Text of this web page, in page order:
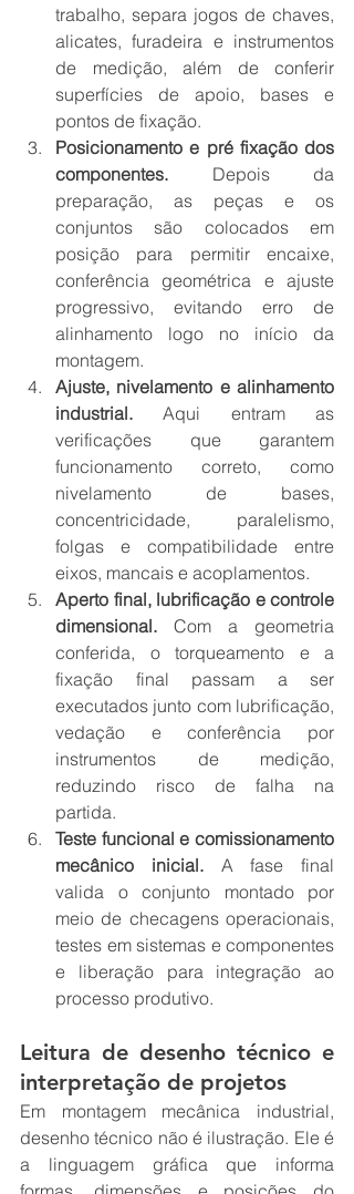
trabalho, separa jogos de chaves,
alicates, furadeira e instrumentos
de medição, além de conferir
superfícies de apoio, bases e
pontos de fixação.
Posicionamento e pré fixação dos
componentes. Depois da
preparação, as peças e os
conjuntos são colocados em
posição para permitir encaixe,
conferência geométrica e ajuste
progressivo, evitando erro de
alinhamento logo no início da
montagem.
Ajuste, nivelamento e alinhamento
industrial. Aqui entram as
verificações que garantem
funcionamento correto, como
nivelamento de bases,
concentricidade, paralelismo,
folgas e compatibilidade entre
eixos, mancais e acoplamentos.
Aperto final, lubrificação e controle
dimensional. Com a geometria
conferida, o torqueamento e a
fixação final passam a ser
executados junto com lubrificação,
vedação e conferência por
instrumentos de medição,
reduzindo risco de falha na
partida.
Teste funcional e comissionamento
mecânico inicial. A fase final
valida o conjunto montado por
meio de checagens operacionais,
testes em sistemas e componentes
e liberação para integração ao
processo produtivo.
Leitura de desenho técnico e
interpretação de projetos
Em montagem mecânica industrial,
desenho técnico não é ilustração. Ele é
a linguagem gráfica que informa